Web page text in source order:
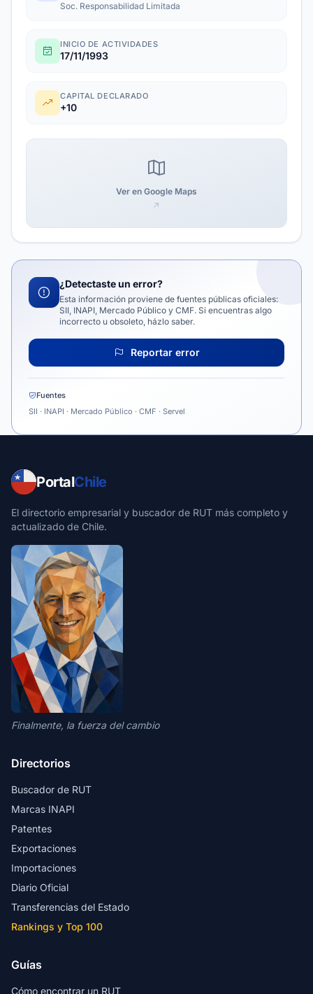
Soc. Responsabilidad Limitada
INICIO DE ACTIVIDADES
17/11/1993
CAPITAL DECLARADO
+10
Ver en Google Maps
¿Detectaste un error?
Esta información proviene de fuentes públicas oficiales:
SII, INAPI, Mercado Público y CMF. Si encuentras algo
incorrecto u obsoleto, házlo saber.
Reportar error
Fuentes
SII · INAPI · Mercado Público · CMF · Servel
PortalChile
El directorio empresarial y buscador de RUT más completo y
actualizado de Chile.
Finalmente, la fuerza del cambio
Directorios
Buscador de RUT
Marcas INAPI
Patentes
Exportaciones
Importaciones
Diario Oficial
Transferencias del Estado
Rankings y Top 100
Guías
Cómo encontrar un RUT